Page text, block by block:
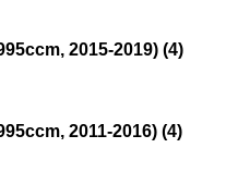
2015-2019) (4)
2011-2016) (4)